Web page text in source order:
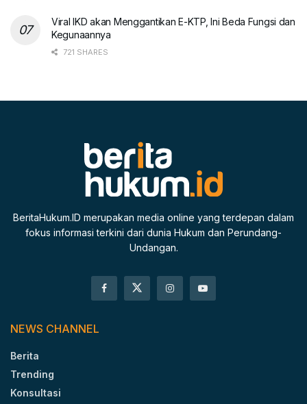
Viral IKD akan Menggantikan E-KTP, Ini Beda Fungsi dan
Kegunaannya
721 SHARES
BeritaHukum.ID merupakan media online yang terdepan dalam
fokus informasi terkini dari dunia Hukum dan Perundang-
Undangan.
NEWS CHANNEL
Berita
Trending
Konsultasi